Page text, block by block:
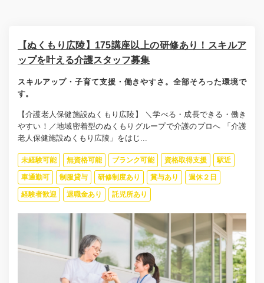
【ぬくもり広陵】175講座以上の研修あり！スキルア
ップを叶える介護スタッフ募集
スキルアップ・子育て支援・働きやすさ。全部そろった環境で
す。
【介護老人保健施設ぬくもり広陵】 ＼学べる・成長できる・働き
やすい！／地域密着型のぬくもりグループで介護のプロへ 「介護
老人保健施設ぬくもり広陵」をはじ...
未経験可能 無資格可能 ブランク可能 資格取得支援 駅近
車通勤可 制服貸与 研修制度あり 賞与あり 週休２日
経験者歓迎 退職金あり 託児所あり